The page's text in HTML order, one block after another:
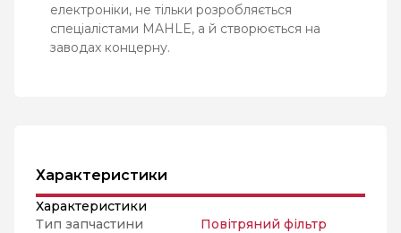
електроніки, не тільки розробляється
спеціалістами MAHLE, а й створюється на
заводах концерну.
Характеристики
Характеристики
Тип запчастини
Повітряний фільтр